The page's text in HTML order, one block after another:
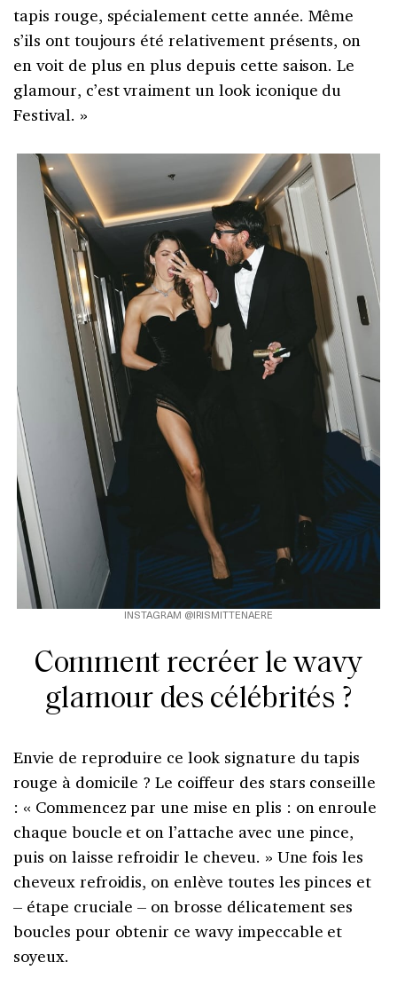
tapis rouge, spécialement cette année. Même
s’ils ont toujours été relativement présents, on
en voit de plus en plus depuis cette saison. Le
glamour, c’est vraiment un look iconique du
Festival. »
INSTAGRAM @IRISMITTENAERE
Comment recréer le wavy
glamour des célébrités ?
Envie de reproduire ce look signature du tapis
rouge à domicile ? Le coiffeur des stars conseille
: « Commencez par une mise en plis : on enroule
chaque boucle et on l’attache avec une pince,
puis on laisse refroidir le cheveu. » Une fois les
cheveux refroidis, on enlève toutes les pinces et
– étape cruciale – on brosse délicatement ses
boucles pour obtenir ce wavy impeccable et
soyeux.